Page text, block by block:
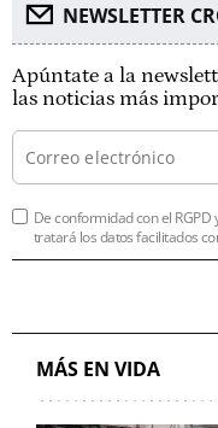
NEWSLETTER
Apúntate a la
las noticias más
De conformidad con el RGPD
tratará los datos facilitados
MÁS EN VIDA